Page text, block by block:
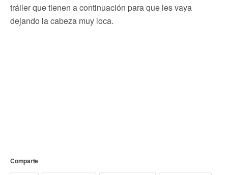
tráiler que tienen a continuación para que les vaya
dejando la cabeza muy loca.
Comparte